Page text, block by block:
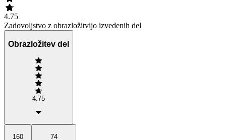
4.75
Zadovoljstvo z obrazložitvijo izvedenih del
Obrazložitev del
4.75
160
74